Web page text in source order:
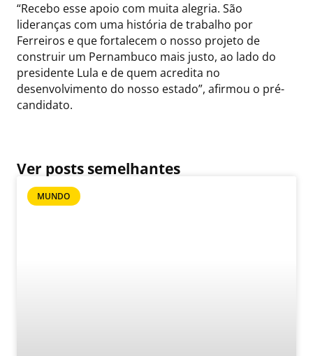
“Recebo esse apoio com muita alegria. São
lideranças com uma história de trabalho por
Ferreiros e que fortalecem o nosso projeto de
construir um Pernambuco mais justo, ao lado do
presidente Lula e de quem acredita no
desenvolvimento do nosso estado”, afirmou o pré-
candidato.
Ver posts semelhantes
MUNDO